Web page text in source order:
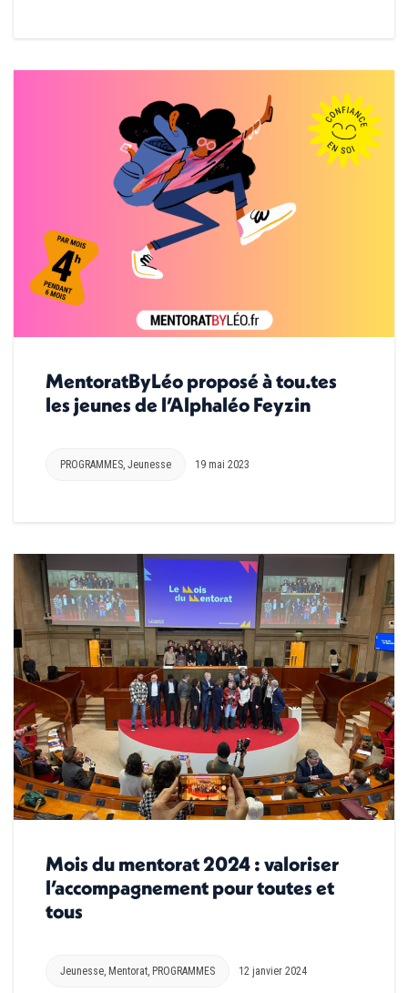
MentoratByLéo proposé à tou.tes
les jeunes de l’Alphaléo Feyzin
PROGRAMMES Jeunesse 19 mai 2023
Mois du mentorat 2024 : valoriser
l’accompagnement pour toutes et
tous
Jeunesse, Mentorat, PROGRAMMES 12 janvier 2024